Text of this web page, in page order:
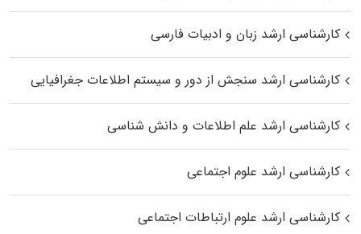
کارشناسی ارشد زبان و ادبیات فارسی
کارشناسی ارشد سنجش از دور و سیستم اطلاعات جغرافیایی
کارشناسی ارشد علم اطلاعات و دانش شناسی
کارشناسی ارشد علوم اجتماعی
کارشناسی ارشد علوم ارتباطات اجتماعی